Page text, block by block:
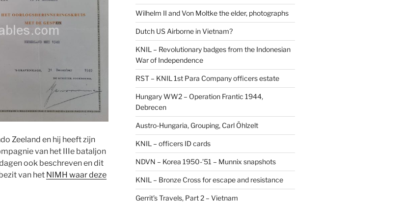
Zeeland en hij heeft zijn
van het IIIe bataljon
ook beschreven en dit
van het NIMH waar deze
Wilhelm II and Von Moltke the elder, photographs
Dutch US Airborne in Vietnam?
KNIL – Revolutionary badges from the Indonesian
War of Independence
RST – KNIL 1st Para Company officers estate
Hungary WW2 – Operation Frantic 1944,
Debrecen
Austro-Hungaria, Grouping, Carl Öhlzelt
KNIL – officers ID cards
NDVN – Korea 1950-’51 – Munnix snapshots
KNIL – Bronze Cross for escape and resistance
Gerrit’s Travels, Part 2 – Vietnam